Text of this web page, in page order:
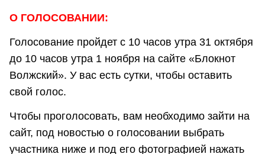
О ГОЛОСОВАНИИ:
Голосование пройдет с 10 часов утра 31 октября
до 10 часов утра 1 ноября на сайте «Блокнот
Волжский». У вас есть сутки, чтобы оставить
свой голос.
Чтобы проголосовать, вам необходимо зайти на
сайт, под новостью о голосовании выбрать
участника ниже и под его фотографией нажать